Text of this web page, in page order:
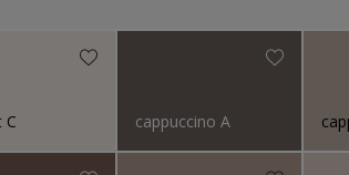
graurot C cappuccino A